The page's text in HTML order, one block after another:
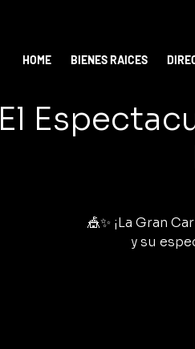
HOME BIENES RAICES
El
🎪✨ ¡La Gran
y su